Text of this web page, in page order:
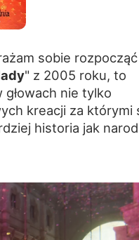
sobie rozpocząć
" z 2005 roku, to
głowach nie tylko
kreacji za którymi
historia jak